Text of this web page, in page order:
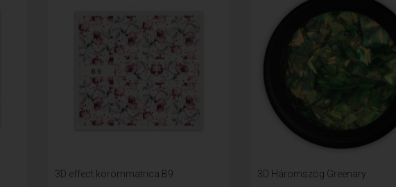
3D effect körömmatrica B9 3D Háromszög Greenary